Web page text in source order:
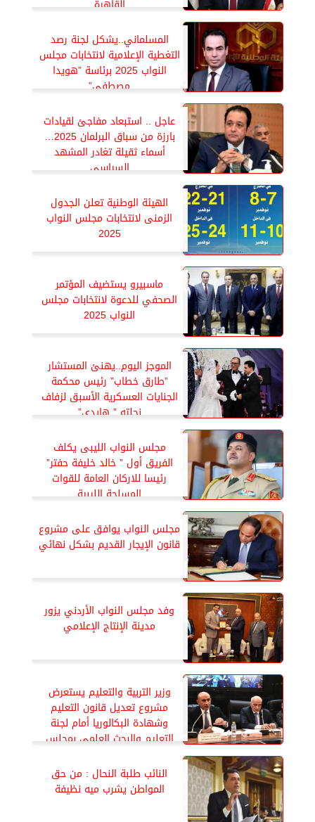
القاهرة
المسلماني..يشكل لجنة رصد
التغطية الإعلامية لانتخابات مجلس
النواب 2025 برئاسة ”هويدا
مصطفى”
عاجل .. استبعاد مفاجئ لقيادات
بارزة من سباق البرلمان 2025…
أسماء ثقيلة تغادر المشهد
السياسي
الهيئة الوطنية تعلن الجدول
الزمنى لانتخابات مجلس النواب
2025
ماسبيرو يستضيف المؤتمر
الصحفي للدعوة لانتخابات مجلس
النواب 2025
الموجز اليوم..يهنئ المستشار
”طارق خطاب” رئيس محكمة
الجنايات العسكرية الأسبق لزفاف
نجلته ” هايدى”
مجلس النواب الليبى يكلف
الفريق أول ” خالد خليفة حفتر”
رئيسا للاركان العامة للقوات
المسلحة الليبية
مجلس النواب يوافق على مشروع
قانون الإيجار القديم بشكل نهائي
وفد مجلس النواب الأردني يزور
مدينة الإنتاج الإعلامي
وزير التربية والتعليم يستعرض
مشروع تعديل قانون التعليم
وشهادة البكالوريا أمام لجنة
التعليم والبحث العلمي بمجلس
النائب طلبة النحال : من حق
المواطن يشرب ميه نظيفة